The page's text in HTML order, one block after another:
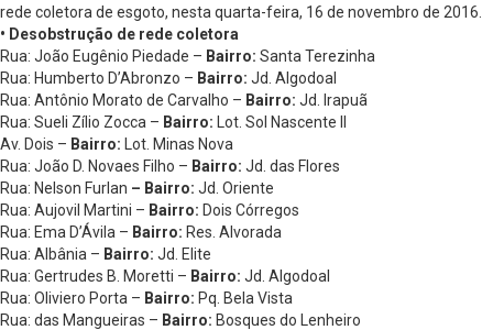
rede coletora de esgoto, nesta quarta-feira, 16 de novembro de 2016.
• Desobstrução de rede coletora
Rua: João Eugênio Piedade – Bairro: Santa Terezinha
Rua: Humberto D’Abronzo – Bairro: Jd. Algodoal
Rua: Antônio Morato de Carvalho – Bairro: Jd. Irapuã
Rua: Sueli Zílio Zocca – Bairro: Lot. Sol Nascente II
Av. Dois – Bairro: Lot. Minas Nova
Rua: João D. Novaes Filho – Bairro: Jd. das Flores
Rua: Nelson Furlan – Bairro: Jd. Oriente
Rua: Aujovil Martini – Bairro: Dois Córregos
Rua: Ema D’Ávila – Bairro: Res. Alvorada
Rua: Albânia – Bairro: Jd. Elite
Rua: Gertrudes B. Moretti – Bairro: Jd. Algodoal
Rua: Oliviero Porta – Bairro: Pq. Bela Vista
Rua: das Mangueiras – Bairro: Bosques do Lenheiro